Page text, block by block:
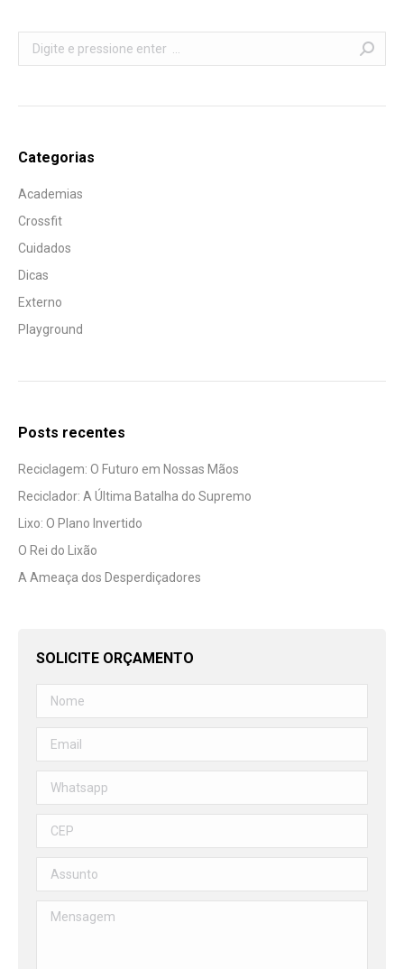
Search:
Categorias
Academias
Crossfit
Cuidados
Dicas
Externo
Playground
Posts recentes
Reciclagem: O Futuro em Nossas Mãos
Reciclador: A Última Batalha do Supremo
Lixo: O Plano Invertido
O Rei do Lixão
A Ameaça dos Desperdiçadores
SOLICITE ORÇAMENTO